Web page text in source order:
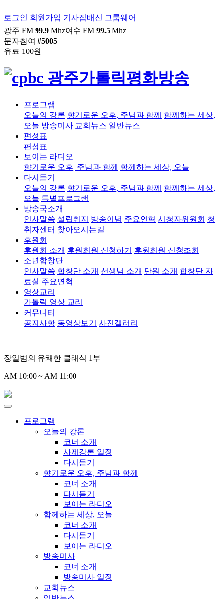
로그인 회원가입 기사집배신 그룹웨어
광주 FM 99.9 Mhz여수 FM 99.5 Mhz
문자참여 #5005
유료 100원
프로그램
오늘의 강론 향기로운 오후, 주님과 함께 함께하는 세상,
오늘 방송미사 교회뉴스 일반뉴스
편성표
편성표
보이는 라디오
향기로운 오후, 주님과 함께 함께하는 세상, 오늘
다시듣기
오늘의 강론 향기로운 오후, 주님과 함께 함께하는 세상,
오늘 특별프로그램
방송국소개
인사말씀 설립취지 방송이념 주요연혁 시청자위원회 청
취자센터 찾아오시는길
후원회
후원회 소개 후원회원 신청하기
후원회원 신청조회
소년합창단
인사말씀 합창단 소개 선생님 소개 단원 소개 합창단 자
료실 주요연혁
영상교리
가톨릭 영상 교리
커뮤니티
공지사항 동영상보기 사진갤러리
장일범의 유쾌한 클래식 1부
AM 10:00 ~ AM 11:00
프로그램
오늘의 강론
코너 소개
사제강론 일정
다시듣기
향기로운 오후, 주님과 함께
코너 소개
다시듣기
보이는 라디오
함께하는 세상, 오늘
코너 소개
다시듣기
보이는 라디오
방송미사
코너 소개
방송미사 일정
교회뉴스